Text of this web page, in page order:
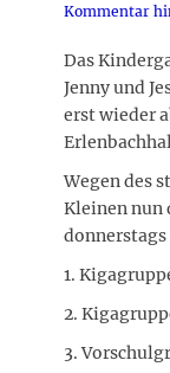
on
Kommentar
Das
Jenny und
erst wieder
Wegen des
Kleinen nun
1.
2.
3.